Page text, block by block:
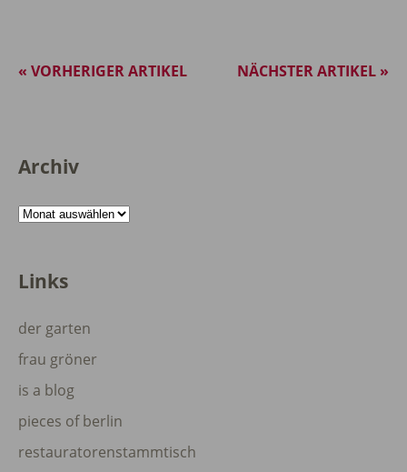
NÄCHSTER ARTIKEL »
« VORHERIGER ARTIKEL
Archiv
Archiv
Links
der garten
frau gröner
is a blog
pieces of berlin
restauratorenstammtisch